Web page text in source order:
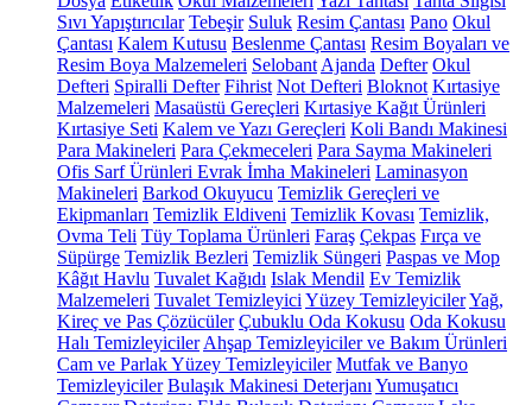
Sıvı Yapıştırıcılar Tebeşir Suluk Resim Çantası Pano Okul
Çantası Kalem Kutusu Beslenme Çantası Resim Boyaları ve
Resim Boya Malzemeleri Selobant Ajanda Defter Okul
Defteri Spiralli Defter Fihrist Not Defteri Bloknot Kırtasiye
Malzemeleri Masaüstü Gereçleri Kırtasiye Kağıt Ürünleri
Kırtasiye Seti Kalem ve Yazı Gereçleri Koli Bandı Makinesi
Para Makineleri Para Çekmeceleri Para Sayma Makineleri
Ofis Sarf Ürünleri Evrak İmha Makineleri Laminasyon
Makineleri Barkod Okuyucu Temizlik Gereçleri ve
Ekipmanları Temizlik Eldiveni Temizlik Kovası Temizlik,
Ovma Teli Tüy Toplama Ürünleri Faraş Çekpas Fırça ve
Süpürge Temizlik Bezleri Temizlik Süngeri Paspas ve Mop
Kâğıt Havlu Tuvalet Kağıdı Islak Mendil Ev Temizlik
Malzemeleri Tuvalet Temizleyici Yüzey TemizleyicilerYağ,
Kireç ve Pas Çözücüler Çubuklu Oda Kokusu Oda Kokusu
Halı Temizleyiciler Ahşap Temizleyiciler ve Bakım Ürünleri
Cam ve Parlak Yüzey Temizleyiciler Mutfak ve Banyo
Temizleyiciler Bulaşık Makinesi Deterjanı Yumuşatıcı